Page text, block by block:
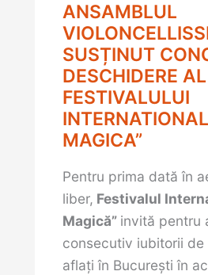
ANSAMBLUL
SUSȚINUT
DESCHIDERE AL
FESTIVALULUI
MAGICA”
Pentru prima dată în
liber, Festivalul
Magică” invită pentru
consecutiv iubitorii
aflați în București în